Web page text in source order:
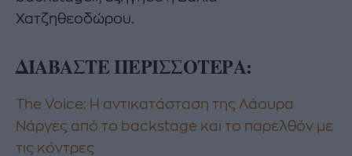
Χατζηθεοδώρου.
ΔΙΑΒΑΣΤΕ ΠΕΡΙΣΣΟΤΕΡΑ:
Τhe Voice: Η αντικατάσταση της Λάουρα
Νάργες από το backstage και το παρελθόν με
τις κόντρες